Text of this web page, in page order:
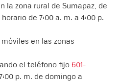
la zona rural de Sumapaz, de
de 7:00 a. m. a 4:00 p.
en las zonas
el teléfono fijo 601-
p. m. de domingo a